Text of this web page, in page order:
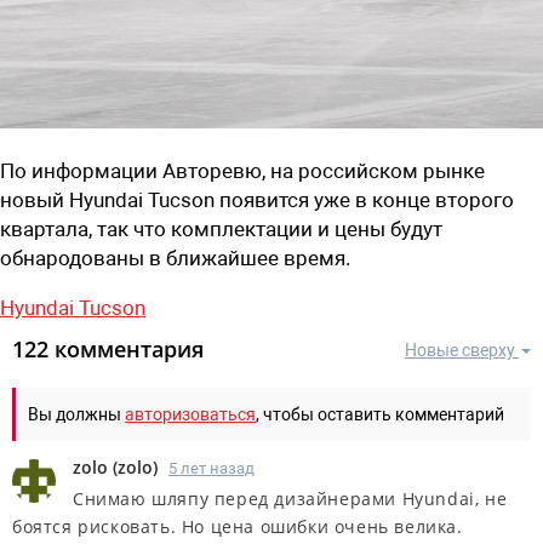
По информации Авторевю, на российском рынке
новый Hyundai Tucson появится уже в конце второго
квартала, так что комплектации и цены будут
обнародованы в ближайшее время.
Hyundai Tucson
Новые сверху
122 комментария
Вы должны авторизоваться, чтобы оставить комментарий
zolo (zolo) 5 лет назад
Снимаю шляпу перед дизайнерами Hyundai, не
боятся рисковать. Но цена ошибки очень велика.